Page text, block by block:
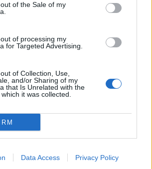
of the Sale of my
of processing my
for Targeted Advertising.
of Collection, Use,
and/or Sharing of my
that Is Unrelated with the
it was collected.
Data Access Privacy Policy